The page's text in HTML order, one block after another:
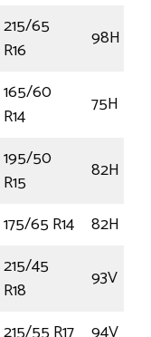
215/65
R16
98H
165/60
R14
75H
195/50
R15
82H
175/65 R14
82H
215/45
R18
93V